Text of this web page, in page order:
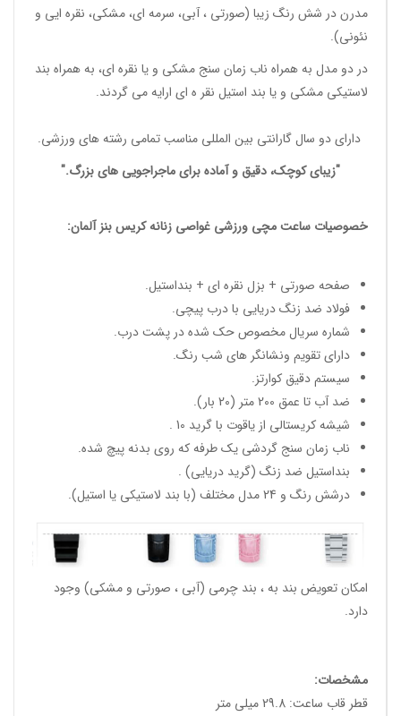
مدرن در شش رنگ زیبا (صورتی ، آبی، سرمه ای، مشکی، نقره ایی و
نئونی).
در دو مدل به همراه ناب زمان سنج مشکی و یا نقره ای، به همراه بند
لاستیکی مشکی و یا بند استیل نقر ه ای ارایه می گردند.
دارای دو سال گارانتی بین المللی مناسب تمامی رشته های ورزشی.
"زیبای کوچک، دقیق و آماده برای ماجراجویی های بزرگ."
خصوصیات ساعت مچی ورزشی غواصی زنانهکریس بنز آلمان:
صفحه صورتی + بزل نقره ای + بنداستیل.
فولاد ضد زنگ دریایی با درب پیچی.
شماره سریال مخصوص حک شده در پشت درب.
دارای تقویم ونشانگر های شب رنگ.
سیستم دقیق کوارتز.
ضد آب تا عمق 200 متر (20 بار).
شیشه کریستالی از یاقوت با گرید 10 .
ناب زمان سنج گردشی یک طرفه که روی بدنه پیچ شده.
بنداستیل ضد زنگ (گرید دریایی) .
درشش رنگ و 24 مدل مختلف (با بند لاستیکی یا استیل).
امکان تعویض بند به ، بند چرمی (آبی ، صورتی و مشکی) وجود
دارد.
مشخصات:
قطر قاب ساعت: 29.8 میلی متر